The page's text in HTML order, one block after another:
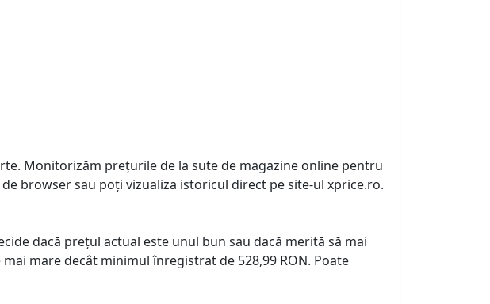
Monitorizăm prețurile de la sute de magazine online pentru
browser sau poți vizualiza istoricul direct pe site-ul xprice.ro.
dacă prețul actual este unul bun sau dacă merită să mai
mare decât minimul înregistrat de 528,99 RON. Poate